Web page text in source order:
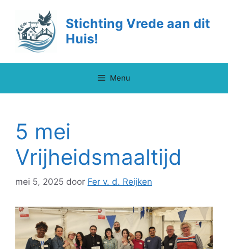
inhoud
Stichting Vrede aan dit
Huis!
Menu
5 mei
Vrijheidsmaaltijd
mei 5, 2025 door Fer v. d. Reijken